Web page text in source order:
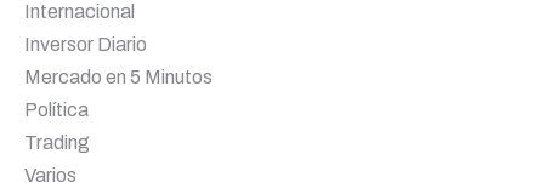
Internacional
Inversor Diario
Mercado en 5 Minutos
Política
Trading
Varios